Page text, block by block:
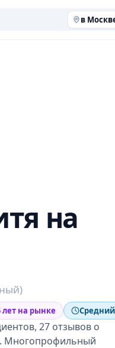
в
на
лет на рынке Средний
27 отзывов о
Многопрофильный